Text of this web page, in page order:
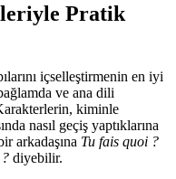
Pratik
içselleştirmenin en iyi
ve ana dili
kiminle
nasıl geçiş yaptıklarına
arkadaşına Tu fais quoi ?
diyebilir.